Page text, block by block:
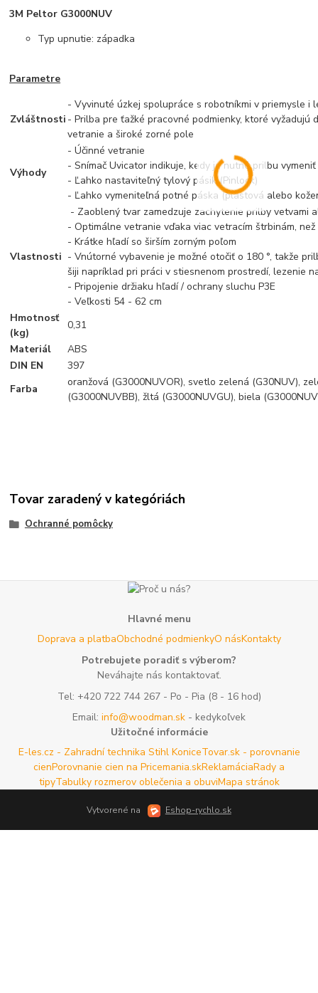
3M Peltor G3000NUV
Typ upnutie: západka
Parametre
Zvláštnosti
- Vyvinuté úzkej spolupráce s robotníkmi v priemysle i
- Prilba pre ťažké pracovné podmienky, ktoré vyžadujú
vetranie a široké zorné pole
Výhody
- Účinné vetranie
- Snímač Uvicator indikuje, kedy je nutné prilbu vymeniť
- Ľahko nastaviteľný tylový pásik (Pinlock)
- Ľahko vymeniteľná potné páska (plastová alebo
Vlastnosti
- Zaoblený tvar zamedzuje zachytenie prilby vetvami
- Optimálne vetranie vďaka viac vetracím štrbinám,
- Krátke hľadí so širším zorným poľom
- Vnútorné vybavenie je možné otočiť o 180 °, takže
šiji napríklad pri práci v stiesnenom prostredí, lezenie
- Pripojenie držiaku hľadí / ochrany sluchu P3E
- Veľkosti 54 - 62 cm
Hmotnosť
(kg)
0,31
Materiál
ABS
DIN EN
397
Farba
oranžová (G3000NUVOR), svetlo zelená (G30NUV),
(G3000NUVBB), žltá (G3000NUVGU), biela
Tovar zaradený v kategóriách
Ochranné pomôcky
Hlavné menu
Doprava a platbaObchodné podmienkyO násKontakty
Potrebujete poradiť s výberom?
Neváhajte nás kontaktovať.
Tel: +420 722 744 267- Po - Pia (8 - 16 hod)
Email: info@woodman.sk - kedykoľvek
Užitočné informácie
E-les.cz - Zahradní technika Stihl KoniceTovar.sk - porovnanie
cienPorovnanie cien na Pricemania.skReklamáciaRady a
tipyTabulky rozmerov oblečenia a obuviMapa stránok
Vytvorené na Eshop-rychlo.sk